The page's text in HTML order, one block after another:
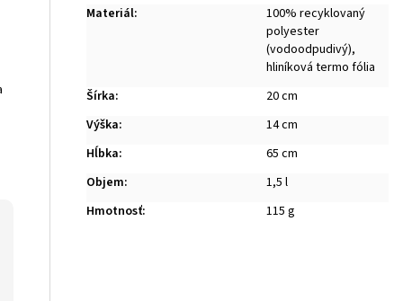
Materiál:
100% recyklovaný
polyester
(vodoodpudivý),
hliníková termo fólia
Šírka:
20 cm
Výška:
14 cm
Hĺbka:
65 cm
Objem:
1,5 l
Hmotnosť: 115 g